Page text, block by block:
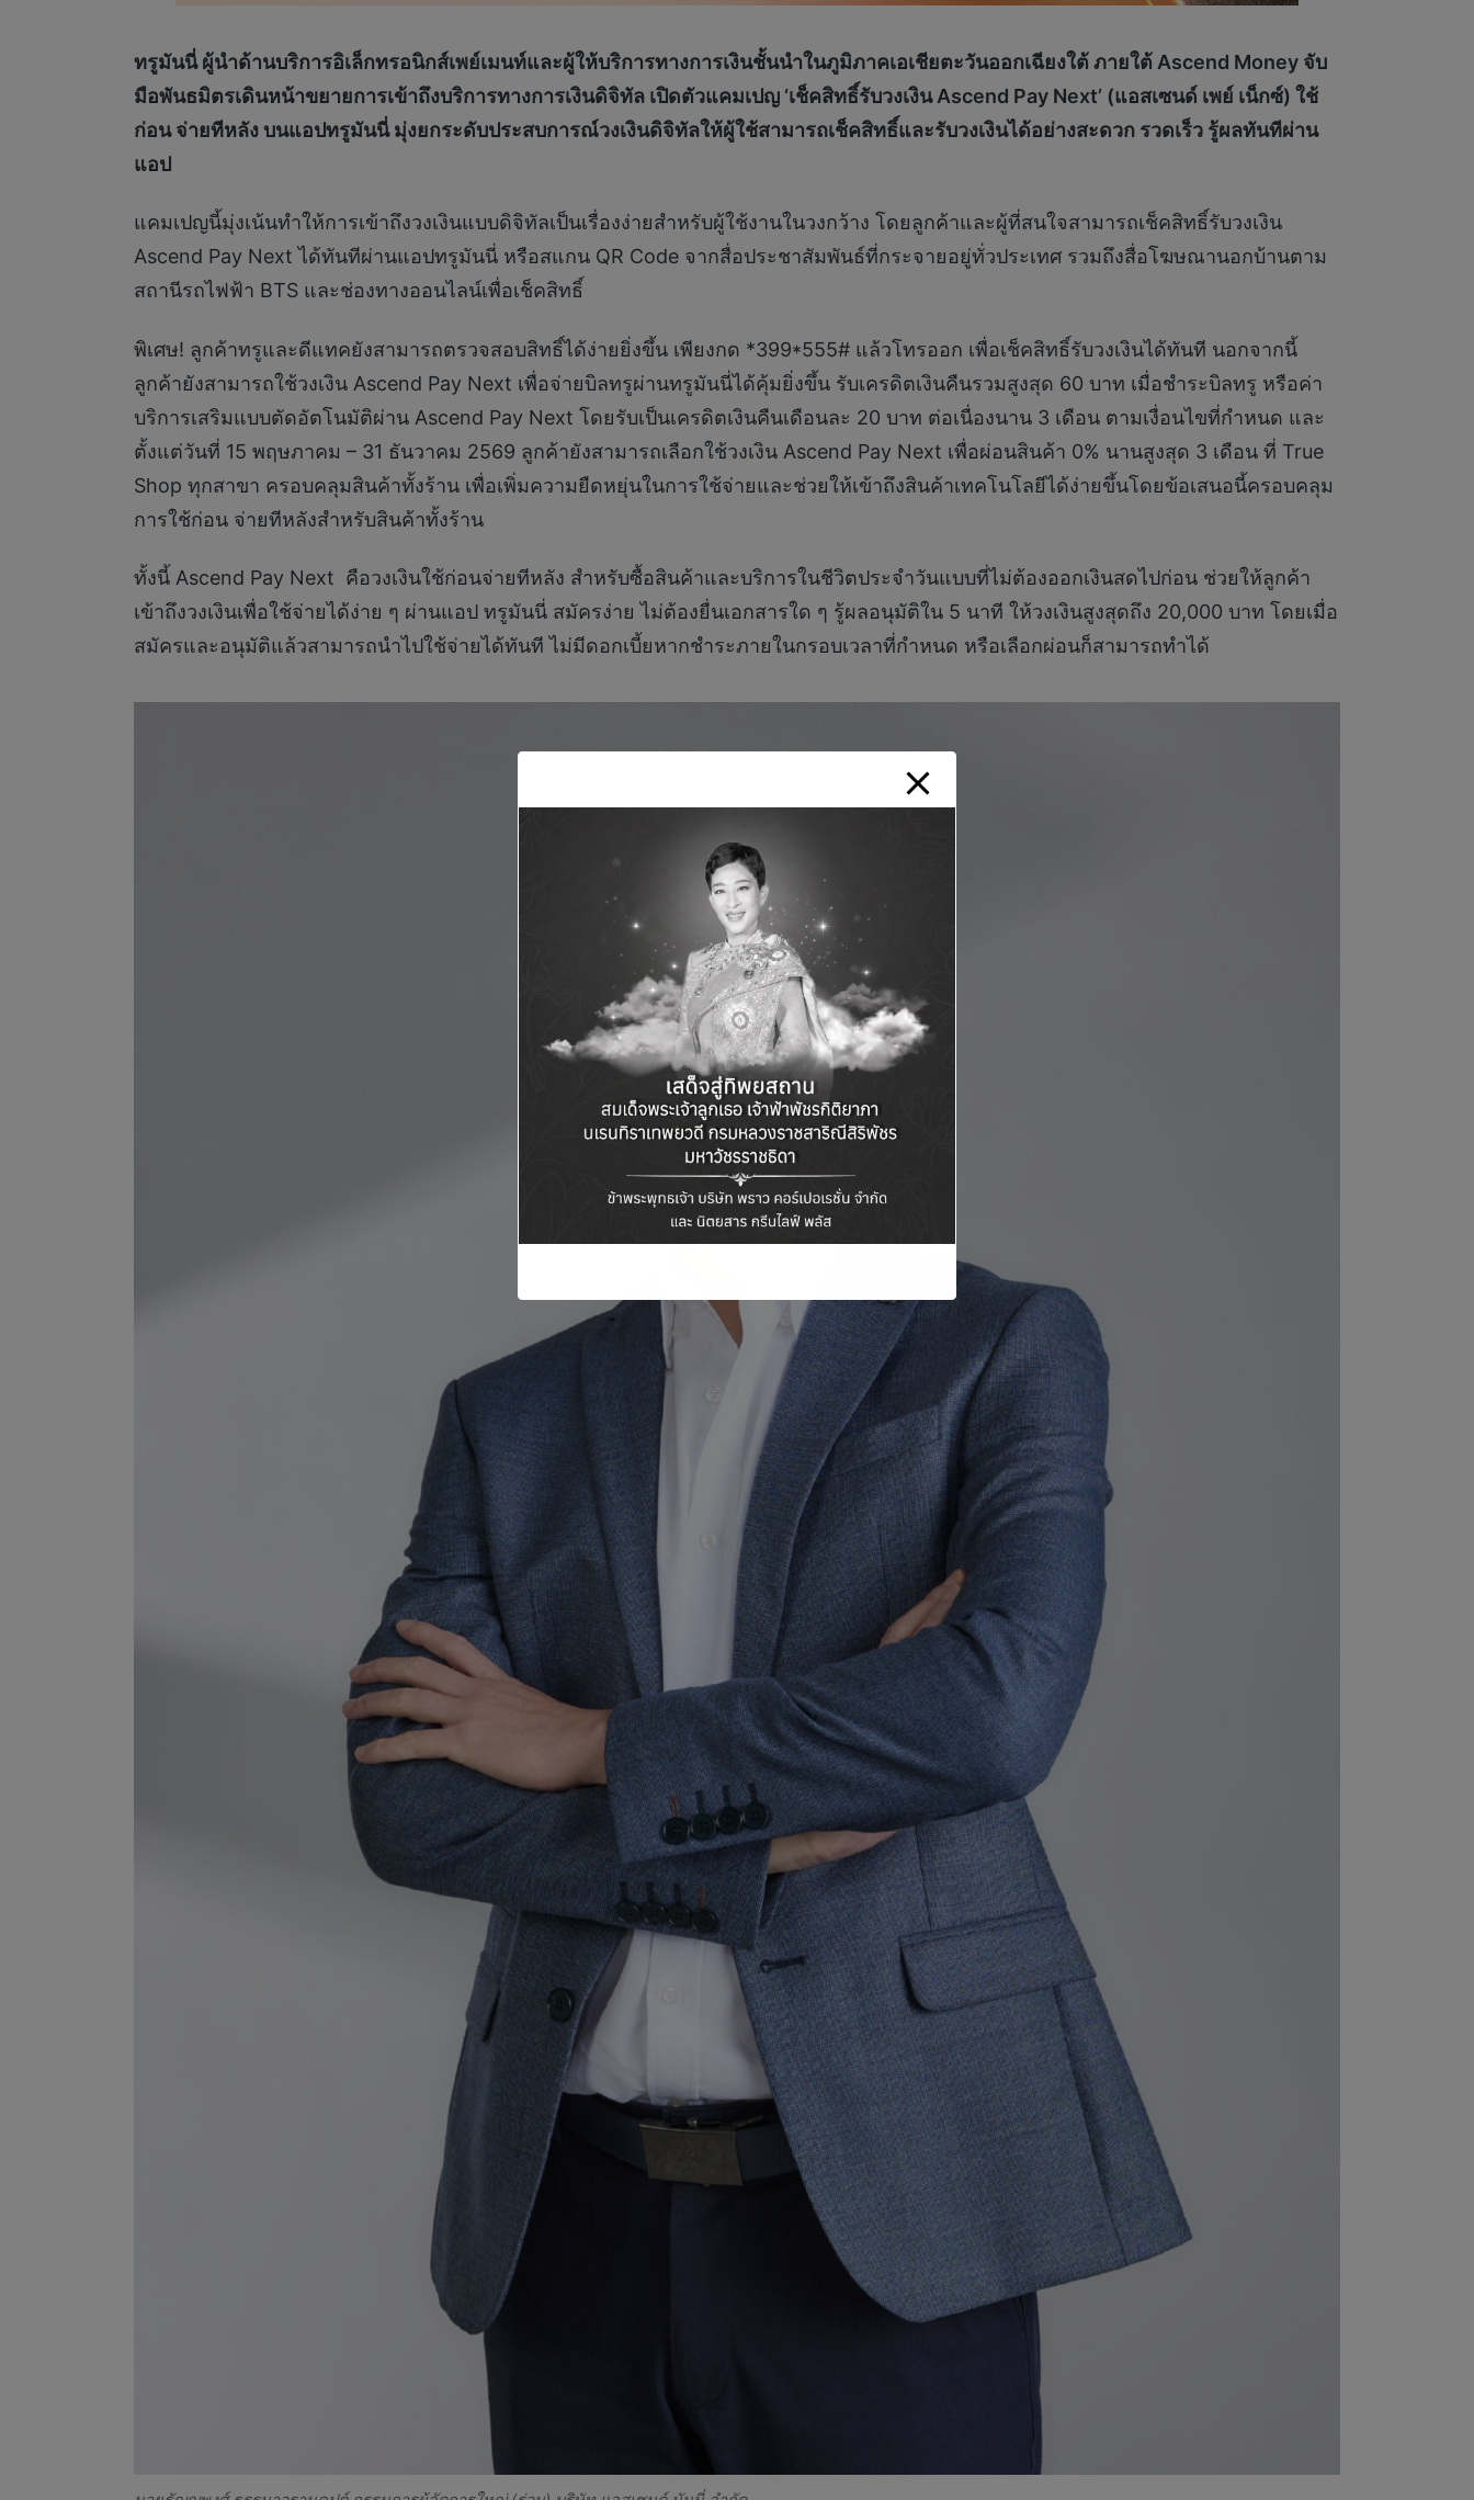
ทรูมันนี่ ผู้นำด้านบริการอิเล็กทรอนิกส์เพย์เมนท์และผู้ให้บริการทางการเงินชั้นนำในภูมิภาคเอเชียตะวันออกเฉียงใต้ ภายใต้ Ascend Money จับ
มือพันธมิตรเดินหน้าขยายการเข้าถึงบริการทางการเงินดิจิทัล เปิดตัวแคมเปญ ‘เช็คสิทธิ์รับวงเงินAscend Pay Next’ (แอสเซนด์ เพย์ เน็กซ์) ใช้
ก่อน จ่ายทีหลัง บนแอปทรูมันนี่ มุ่งยกระดับประสบการณ์วงเงินดิจิทัลให้ผู้ใช้สามารถเช็คสิทธิ์และรับวงเงินได้อย่างสะดวก รวดเร็ว รู้ผลทันทีผ่าน
แอป
แคมเปญนี้มุ่งเน้นทำให้การเข้าถึงวงเงินแบบดิจิทัลเป็นเรื่องง่ายสำหรับผู้ใช้งานในวงกว้าง โดยลูกค้าและผู้ที่สนใจสามารถเช็คสิทธิ์รับวงเงิน
Ascend Pay Next ได้ทันทีผ่านแอปทรูมันนี่ หรือสแกน QR Code จากสื่อประชาสัมพันธ์ที่กระจายอยู่ทั่วประเทศ รวมถึงสื่อโฆษณานอกบ้านตาม
สถานีรถไฟฟ้า BTS และช่องทางออนไลน์เพื่อเช็คสิทธิ์
พิเศษ! ลูกค้าทรูและดีแทคยังสามารถตรวจสอบสิทธิ์ได้ง่ายยิ่งขึ้น เพียงกด *399*555# แล้วโทรออก เพื่อเช็คสิทธิ์รับวงเงินได้ทันที นอกจากนี้
ลูกค้ายังสามารถใช้วงเงิน Ascend Pay Next เพื่อจ่ายบิลทรูผ่านทรูมันนี่ได้คุ้มยิ่งขึ้น รับเครดิตเงินคืนรวมสูงสุด 60 บาท เมื่อชำระบิลทรู หรือค่า
บริการเสริมแบบตัดอัตโนมัติผ่าน Ascend Pay Next โดยรับเป็นเครดิตเงินคืนเดือนละ 20 บาท ต่อเนื่องนาน 3 เดือน ตามเงื่อนไขที่กำหนด และ
ตั้งแต่วันที่ 15 พฤษภาคม – 31 ธันวาคม 2569 ลูกค้ายังสามารถเลือกใช้วงเงิน Ascend Pay Next เพื่อผ่อนสินค้า 0% นานสูงสุด 3 เดือน ที่ True
Shop ทุกสาขา ครอบคลุมสินค้าทั้งร้าน เพื่อเพิ่มความยืดหยุ่นในการใช้จ่ายและช่วยให้เข้าถึงสินค้าเทคโนโลยีได้ง่ายขึ้นโดยข้อเสนอนี้ครอบคลุม
การใช้ก่อน จ่ายทีหลังสำหรับสินค้าทั้งร้าน
ทั้งนี้ Ascend Pay Next คือวงเงินใช้ก่อนจ่ายทีหลัง สำหรับซื้อสินค้าและบริการในชีวิตประจำวันแบบที่ไม่ต้องออกเงินสดไปก่อน ช่วยให้ลูกค้า
เข้าถึงวงเงินเพื่อใช้จ่ายได้ง่าย ๆ ผ่านแอป ทรูมันนี่ สมัครง่าย ไม่ต้องยื่นเอกสารใด ๆ รู้ผลอนุมัติใน 5 นาที ให้วงเงินสูงสุดถึง 20,000 บาท โดยเมื่อ
สมัครและอนุมัติแล้วสามารถนำไปใช้จ่ายได้ทันที ไม่มีดอกเบี้ยหากชำระภายในกรอบเวลาที่กำหนด หรือเลือกผ่อนก็สามารถทำได้